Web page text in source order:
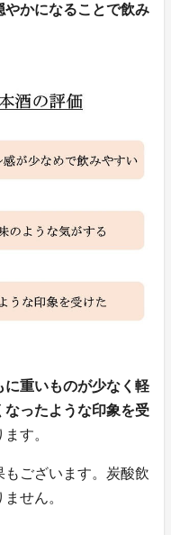
やかになることで飲み
に重いものが少なく軽
なったような印象を受
す。
ございます。炭酸飲
せん。